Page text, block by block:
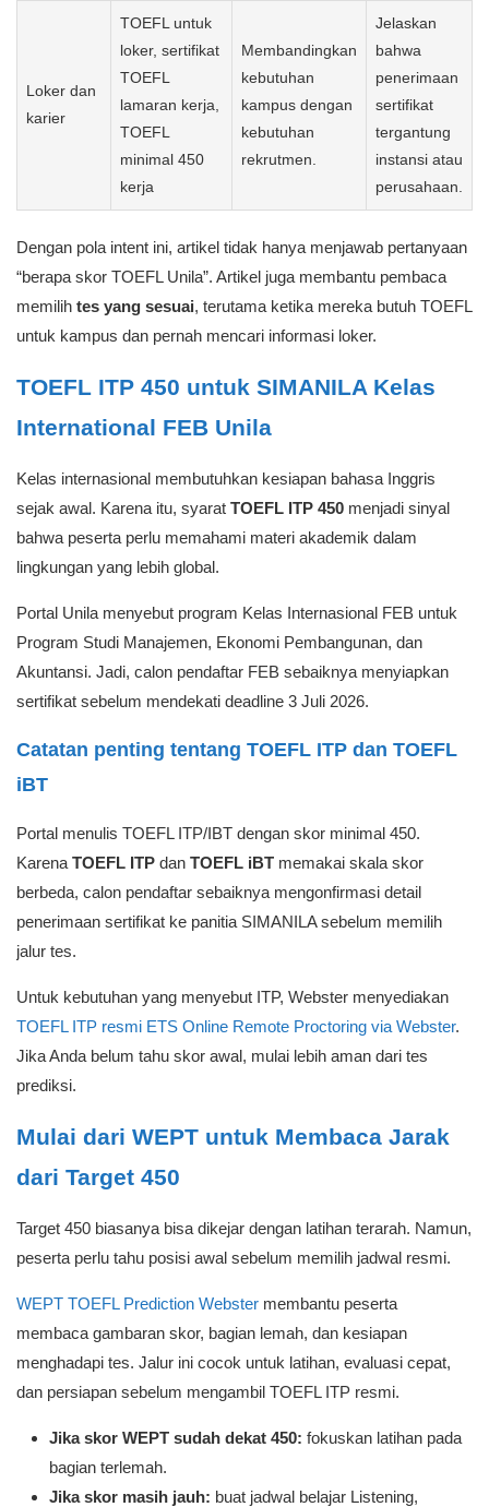
Loker dan
karier
TOEFL untuk
loker, sertifikat
TOEFL
lamaran kerja,
TOEFL
minimal 450
kerja
Membandingkan
kebutuhan
kampus dengan
kebutuhan
rekrutmen.
Jelaskan
bahwa
penerimaan
sertifikat
tergantung
instansi atau
perusahaan.
Dengan pola intent ini, artikel tidak hanya menjawab pertanyaan
“berapa skor TOEFL Unila”. Artikel juga membantu pembaca
memilih tes yang sesuai, terutama ketika mereka butuh TOEFL
untuk kampus dan pernah mencari informasi loker.
TOEFL ITP 450 untuk SIMANILA Kelas
International FEB Unila
Kelas internasional membutuhkan kesiapan bahasa Inggris
sejak awal. Karena itu, syarat TOEFL ITP 450 menjadi sinyal
bahwa peserta perlu memahami materi akademik dalam
lingkungan yang lebih global.
Portal Unila menyebut program Kelas Internasional FEB untuk
Program Studi Manajemen, Ekonomi Pembangunan, dan
Akuntansi. Jadi, calon pendaftar FEB sebaiknya menyiapkan
sertifikat sebelum mendekati deadline 3 Juli 2026.
Catatan penting tentang TOEFL ITP dan TOEFL
iBT
Portal menulis TOEFL ITP/IBT dengan skor minimal 450.
Karena TOEFL ITP dan TOEFL iBT memakai skala skor
berbeda, calon pendaftar sebaiknya mengonfirmasi detail
penerimaan sertifikat ke panitia SIMANILA sebelum memilih
jalur tes.
Untuk kebutuhan yang menyebut ITP, Webster menyediakan
TOEFL ITP resmi ETS Online Remote Proctoring via Webster.
Jika Anda belum tahu skor awal, mulai lebih aman dari tes
prediksi.
Mulai dari WEPT untuk Membaca Jarak
dari Target 450
Target 450 biasanya bisa dikejar dengan latihan terarah. Namun,
peserta perlu tahu posisi awal sebelum memilih jadwal resmi.
WEPT TOEFL Prediction Webster membantu peserta
membaca gambaran skor, bagian lemah, dan kesiapan
menghadapi tes. Jalur ini cocok untuk latihan, evaluasi cepat,
dan persiapan sebelum mengambil TOEFL ITP resmi.
Jika skor WEPT sudah dekat 450: fokuskan latihan pada
bagian terlemah.
Jika skor masih jauh: buat jadwal belajar Listening,